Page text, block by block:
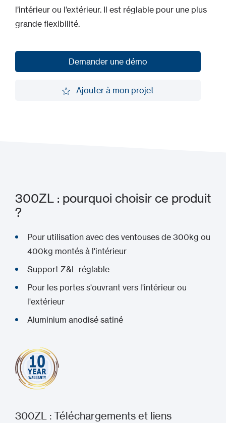
l’intérieur ou l’extérieur. Il est réglable pour une plus
grande flexibilité.
Demander une démo
Ajouter à mon projet
300ZL : pourquoi choisir ce produit
?
Pour utilisation avec des ventouses de 300kg ou
400kg montés à l'intérieur
Support Z&L réglable
Pour les portes s'ouvrant vers l'intérieur ou
l'extérieur
Aluminium anodisé satiné
300ZL : Téléchargements et liens